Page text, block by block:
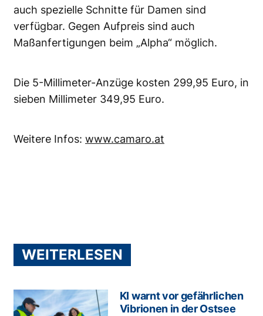
auch spezielle Schnitte für Damen sind
verfügbar. Gegen Aufpreis sind auch
Maßanfertigungen beim „Alpha“ möglich.
Die 5-Millimeter-Anzüge kosten 299,95 Euro, in
sieben Millimeter 349,95 Euro.
Weitere Infos: www.camaro.at
WEITERLESEN
KI warnt vor gefährlichen
Vibrionen in der Ostsee